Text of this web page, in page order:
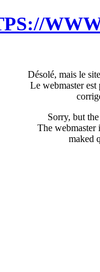
Désolé, mais le
Le webmaster est
Sorry, but
The webmaster
maked